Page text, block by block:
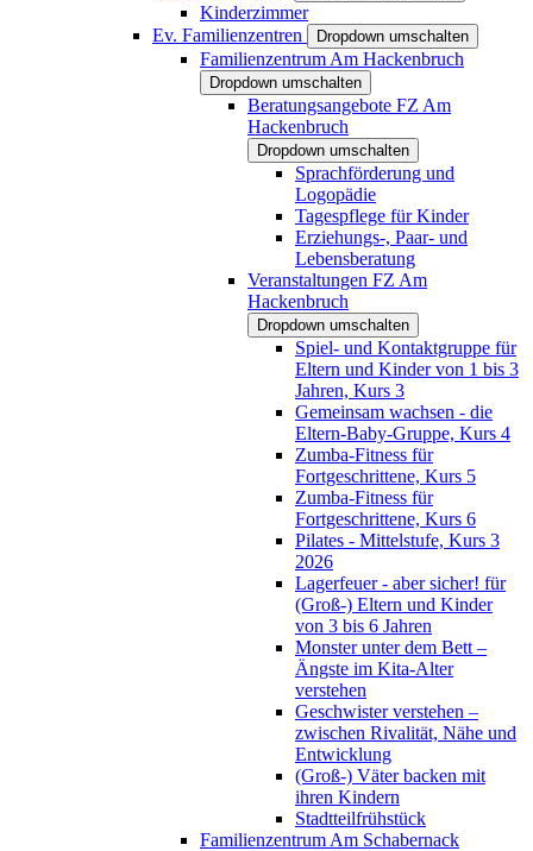
Kinderzimmer
Ev. Familienzentren
Dropdown umschalten
Familienzentrum Am Hackenbruch
Dropdown umschalten
Beratungsangebote FZ Am
Hackenbruch
Dropdown umschalten
Sprachförderung und
Logopädie
Tagespflege für Kinder
Erziehungs-, Paar- und
Lebensberatung
Veranstaltungen FZ Am
Hackenbruch
Dropdown umschalten
Spiel- und Kontaktgruppe für
Eltern und Kinder von 1 bis 3
Jahren, Kurs 3
Gemeinsam wachsen - die
Eltern-Baby-Gruppe, Kurs 4
Zumba-Fitness für
Fortgeschrittene, Kurs 5
Zumba-Fitness für
Fortgeschrittene, Kurs 6
Pilates - Mittelstufe, Kurs 3
2026
Lagerfeuer - aber sicher! für
(Groß-) Eltern und Kinder
von 3 bis 6 Jahren
Monster unter dem Bett –
Ängste im Kita-Alter
verstehen
Geschwister verstehen –
zwischen Rivalität, Nähe und
Entwicklung
(Groß-) Väter backen mit
ihren Kindern
Stadtteilfrühstück
Familienzentrum Am Schabernack